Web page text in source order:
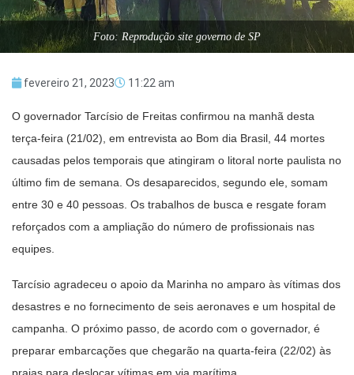
Foto: Reprodução site governo de SP
fevereiro 21, 2023 11:22 am
O governador Tarcísio de Freitas confirmou na manhã desta
terça-feira (21/02), em entrevista ao Bom dia Brasil, 44 mortes
causadas pelos temporais que atingiram o litoral norte paulista no
último fim de semana. Os desaparecidos, segundo ele, somam
entre 30 e 40 pessoas. Os trabalhos de busca e resgate foram
reforçados com a ampliação do número de profissionais nas
equipes.
Tarcísio agradeceu o apoio da Marinha no amparo às vítimas dos
desastres e no fornecimento de seis aeronaves e um hospital de
campanha. O próximo passo, de acordo com o governador, é
preparar embarcações que chegarão na quarta-feira (22/02) às